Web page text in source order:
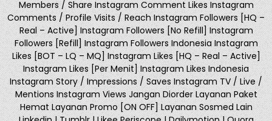
Members / Share Instagram Comment Likes Instagram
Comments / Profile Visits / Reach Instagram Followers [HQ –
Real – Active] Instagram Followers [No Refill] Instagram
Followers [Refill] Instagram Followers Indonesia Instagram
Likes [BOT – LQ – MQ] Instagram Likes [HQ – Real – Active]
Instagram Likes [Per Menit] Instagram Likes Indonesia
Instagram Story / Impressions / Saves Instagram TV / Live /
Mentions Instagram Views Jangan Diorder Layanan Paket
Hemat Layanan Promo [ON OFF] Layanan Sosmed Lain